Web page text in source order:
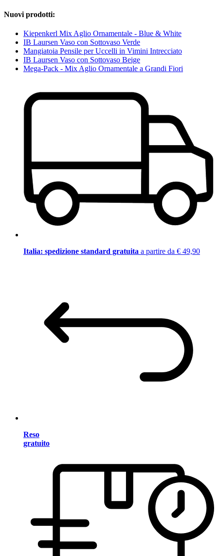
Nuovi prodotti:
Kiepenkerl Mix Aglio Ornamentale - Blue & White
IB Laursen Vaso con Sottovaso Verde
Mangiatoia Pensile per Uccelli in Vimini Intrecciato
IB Laursen Vaso con Sottovaso Beige
Mega-Pack - Mix Aglio Ornamentale a Grandi Fiori
Italia: spedizione standard gratuita a partire da € 49,90
Reso
gratuito